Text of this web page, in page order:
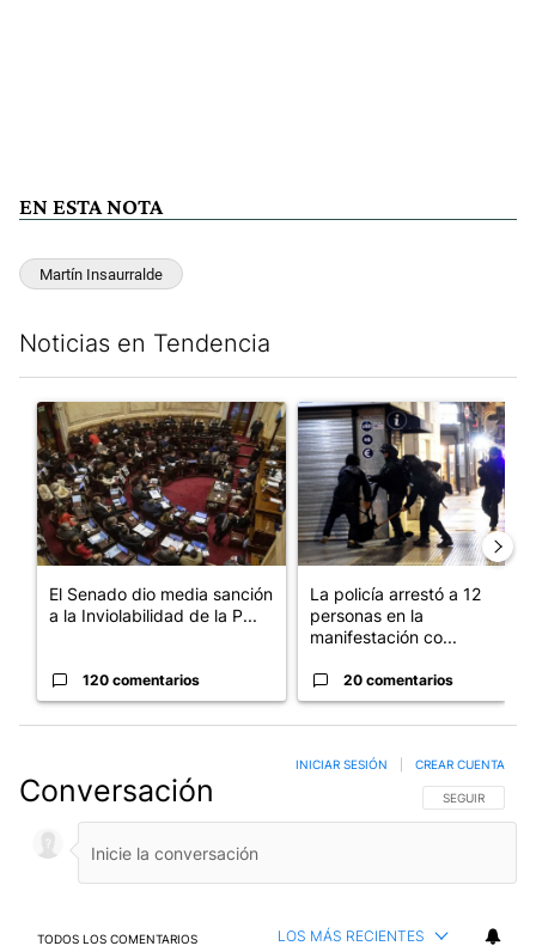
EN ESTA NOTA
Martín Insaurralde
Noticias en Tendencia
Un artículo de tendencia con el título "El Senado dio media
El Senado dio media sanción
a la Inviolabilidad de la P...
120 comentarios
Un artículo de tendencia con
La policía arrestó a 12
personas en la
manifestación co...
20 comentarios
Conversación SIGA ESTA
SEGUIR
INICIAR SESIÓN CREAR CUENTA
TODOS LOS COMENTARIOS LOS MÁS RECIENTES